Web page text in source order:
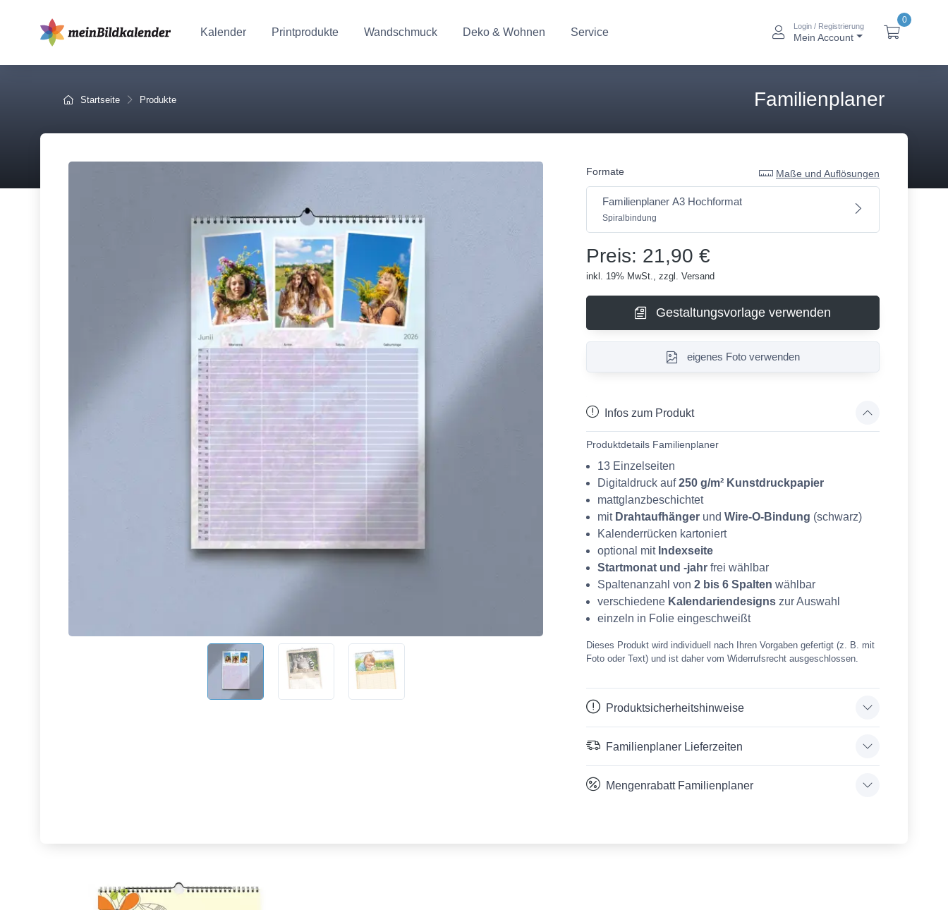
btn_account_alt
Login / Registrierung
Mein Account
0
Kalender Printprodukte Wandschmuck Deko & Wohnen Service
Startseite Produkte Familienplaner
Formate Maße und Auflösungen
Familienplaner A3 Hochformat
Spiralbindung
Preis: 21,90 €
inkl. 19% MwSt., zzgl. Versand
Gestaltungsvorlage verwenden
eigenes Foto verwenden
Infos zum Produkt
Produktdetails Familienplaner
13 Einzelseiten
Digitaldruck auf250 g/m² Kunstdruckpapier
mattglanzbeschichtet
mit Drahtaufhängerund Wire-O-Bindung (schwarz)
Kalenderrücken kartoniert
optional mit Indexseite
Startmonat und -jahrfrei wählbar
Spaltenanzahl von 2 bis 6 Spalten wählbar
verschiedene Kalendariendesignszur Auswahl
einzeln in Folie eingeschweißt
Dieses Produkt wird individuell nach Ihren Vorgaben gefertigt (z. B. mit
Foto oder Text) und ist daher vom Widerrufsrecht ausgeschlossen.
Produktsicherheitshinweise
Familienplaner Lieferzeiten
Mengenrabatt Familienplaner